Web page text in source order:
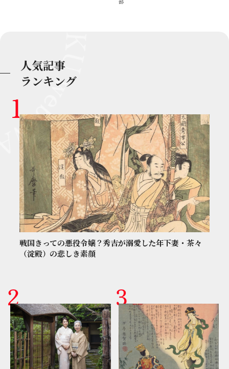
人気記事
ランキング
戦国きっての悪役令嬢？秀吉が溺愛した年下妻・茶々
（淀殿）の悲しき素顔